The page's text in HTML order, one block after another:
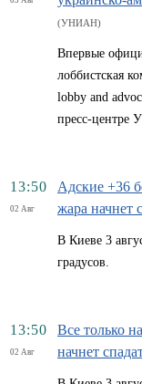
(УНИАН)
Впервые
лоббистская
lobby and
пресс-
13:50
02 Авг
Адские +36
жара начнет
В Киеве 3
градусов.
13:50
02 Авг
Все только
начнет